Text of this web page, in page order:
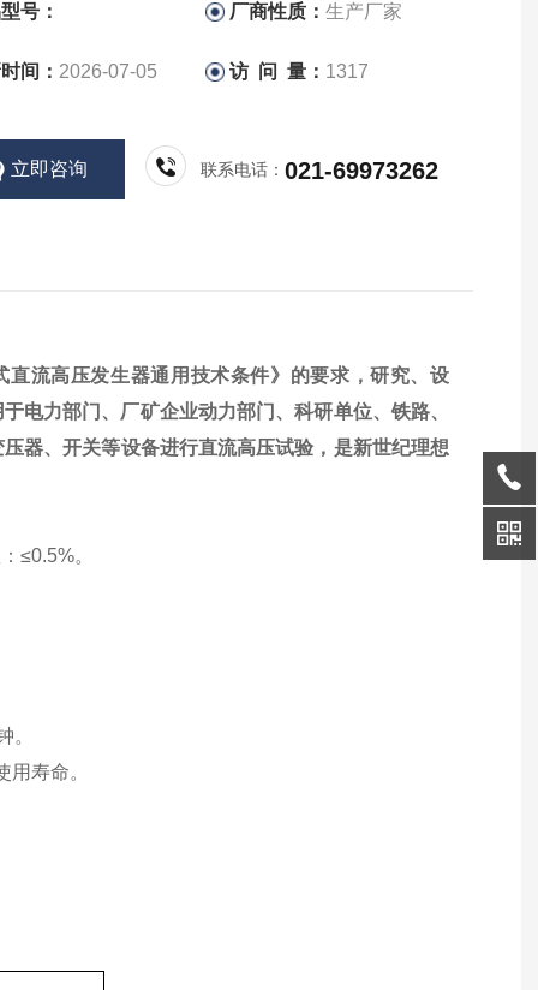
号： 厂商性质：生产厂家
间： 2026-07-05 访 问 量： 1317
立即咨询 联系电话：021-69973262
流高压发生器通用技术条件》的要求，研究、设
力部门、厂矿企业动力部门、科研单位、铁路、
器、开关等设备进行直流高压试验，是新世纪理想
≤0.5%。
。
寿命。